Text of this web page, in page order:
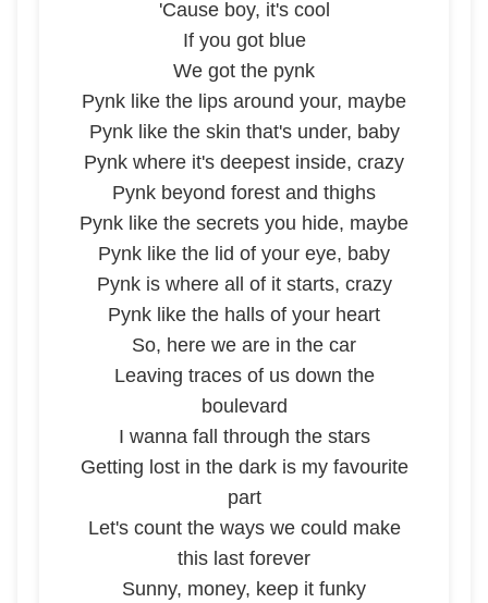
'Cause boy, it's cool
If you got blue
We got the pynk
Pynk like the lips around your, maybe
Pynk like the skin that's under, baby
Pynk where it's deepest inside, crazy
Pynk beyond forest and thighs
Pynk like the secrets you hide, maybe
Pynk like the lid of your eye, baby
Pynk is where all of it starts, crazy
Pynk like the halls of your heart
So, here we are in the car
Leaving traces of us down the
boulevard
I wanna fall through the stars
Getting lost in the dark is my favourite
part
Let's count the ways we could make
this last forever
Sunny, money, keep it funky